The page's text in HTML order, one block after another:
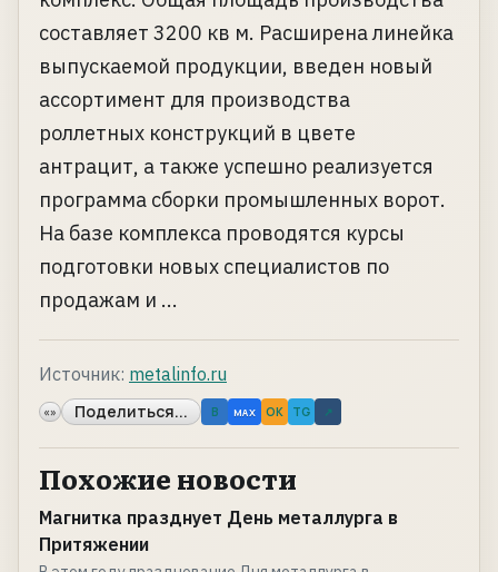
составляет 3200 кв м. Расширена линейка
выпускаемой продукции, введен новый
ассортимент для производства
роллетных конструкций в цвете
антрацит, а также успешно реализуется
программа сборки промышленных ворот.
На базе комплекса проводятся курсы
подготовки новых специалистов по
продажам и ...
Источник: metalinfo.ru
«» Поделиться... B MAX OK TG ↗
Похожие новости
Магнитка празднует День металлурга в
Притяжении